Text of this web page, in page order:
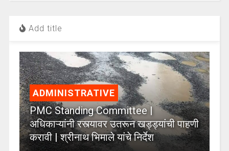
Add title
ADMINISTRATIVE
PMC Standing Committee |
अधिकाऱ्यांनी रस्त्यावर उतरून खड्ड्यांची पाहणी
करावी | श्रीनाथ भिमाले यांचे निर्देश